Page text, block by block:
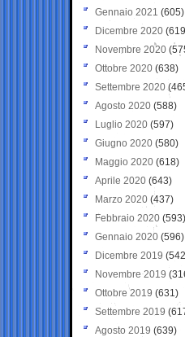
Gennaio 2021 (605)
Dicembre 2020
Novembre 2020
Ottobre 2020 (638)
Settembre 2020
Agosto 2020 (588)
Luglio 2020 (597)
Giugno 2020 (580)
Maggio 2020 (618)
Aprile 2020 (643)
Marzo 2020 (437)
Febbraio 2020 (593)
Gennaio 2020 (596)
Dicembre 2019
Novembre 2019
Ottobre 2019 (631)
Settembre 2019
Agosto 2019 (639)